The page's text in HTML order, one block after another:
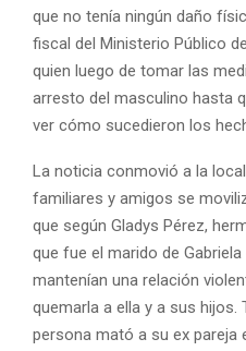
que no tenía ningún daño
fiscal del Ministerio Público
quien luego de tomar las
arresto del masculino hasta
ver cómo sucedieron los
La noticia conmovió a la
familiares y amigos se
que según Gladys Pérez,
que fue el marido de
mantenían una relación
quemarla a ella y a sus
persona mató a su ex pareja